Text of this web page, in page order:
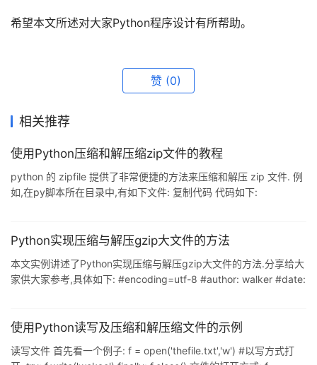
希望本文所述对大家Python程序设计有所帮助。
赞 (0)
相关推荐
使用Python压缩和解压缩zip文件的教程
python 的 zipfile 提供了非常便捷的方法来压缩和解压 zip 文件. 例
如,在py脚本所在目录中,有如下文件: 复制代码 代码如下:
readability.png readability/readability.css 将 readability 目录中
Python实现压缩与解压gzip大文件的方法
本文实例讲述了Python实现压缩与解压gzip大文件的方法.分享给大
家供大家参考,具体如下: #encoding=utf-8 #author: walker #date:
fout = gzip.open(dst, 'wb') in2out(fin, fout) def gun
使用Python读写及压缩和解压缩文件的示例
读写文件 首先看一个例子: f = open('thefile.txt','w') #以写方式打